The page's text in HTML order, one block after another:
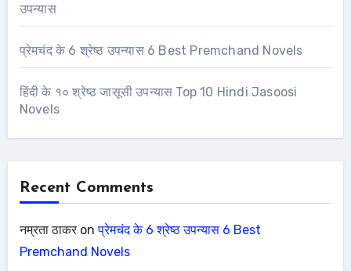
उपन्यास
प्रेमचंद के 6 श्रेष्ठ उपन्यास 6 Best Premchand Novels
हिंदी के १० श्रेष्ठ जासूसी उपन्यास Top 10 Hindi Jasoosi
Novels
Recent Comments
नम्रता ठाकरonप्रेमचंद के 6 श्रेष्ठ उपन्यास 6 Best
Premchand Novels